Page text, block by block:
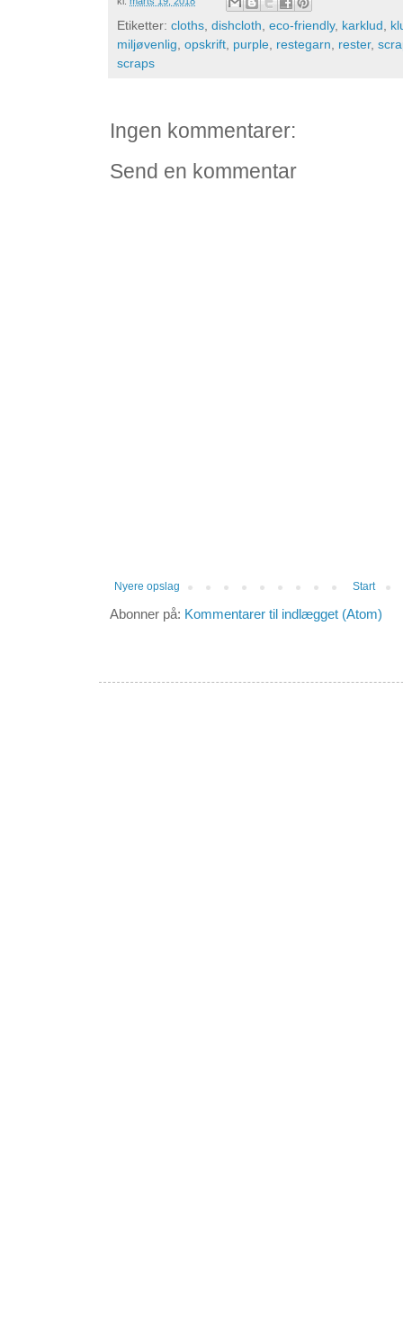
Etiketter: cloths dishcloth eco-friendly, karklud
miljøvenlig opskrift purple restegarn rester,
scraps
Ingen kommentarer:
Send en kommentar
Nyere opslag Start
Abonner på: Kommentarer til indlægget (Atom)